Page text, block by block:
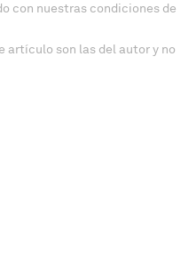
con nuestras condiciones de
artículo son las del autor y no